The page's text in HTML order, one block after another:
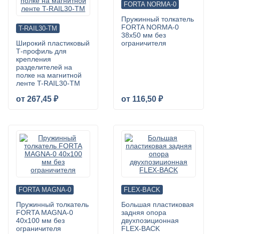
T-RAIL30-TM
Широкий пластиковый
Т-профиль для
крепления
разделителей на
полке на магнитной
ленте T-RAIL30-TM
от 267,45 ₽
FORTA NORMA-0
Пружинный толкатель
FORTA NORMA-0
38х50 мм без
ограничителя
от 116,50 ₽
FORTA MAGNA-0
Пружинный толкатель
FORTA MAGNA-0
40х100 мм без
ограничителя
FLEX-BACK
Большая пластиковая
задняя опора
двухпозиционная
FLEX-BACK